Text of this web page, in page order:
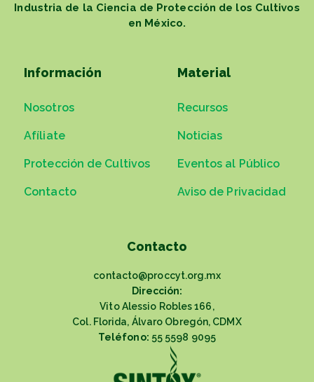
Industria de la Ciencia de Protección de los Cultivos
en México.
Información
Nosotros
Afíliate
Protección de Cultivos
Contacto
Material
Recursos
Noticias
Eventos al Público
Aviso de Privacidad
Contacto
contacto@proccyt.org.mx
Dirección:
Vito Alessio Robles 166,
Col. Florida, Álvaro Obregón, CDMX
Teléfono: 55 5598 9095